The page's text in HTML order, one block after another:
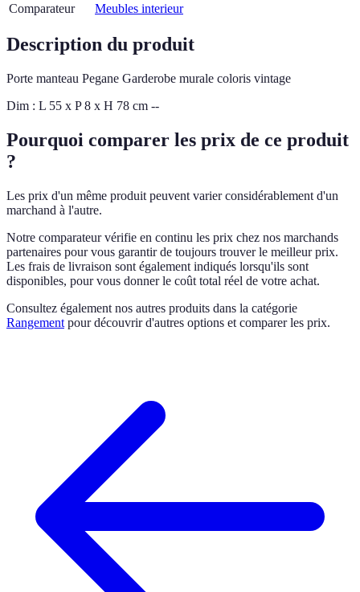
Comparateur
Meubles interieur
Description du produit
Porte manteau Pegane Garderobe murale coloris vintage
Dim : L 55 x P 8 x H 78 cm --
Pourquoi comparer les prix de ce produit
?
Les prix d'un même produit peuvent varier considérablement d'un
marchand à l'autre.
Notre comparateur vérifie en continu les prix chez nos marchands
partenaires pour vous garantir de toujours trouver le meilleur prix.
Les frais de livraison sont également indiqués lorsqu'ils sont
disponibles, pour vous donner le coût total réel de votre achat.
Consultez également nos autres produits dans la catégorie
Rangement pour découvrir d'autres options et comparer les prix.